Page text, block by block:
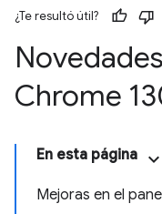
¿Te resultó útil?
Chrome
En esta página
Mejoras en el